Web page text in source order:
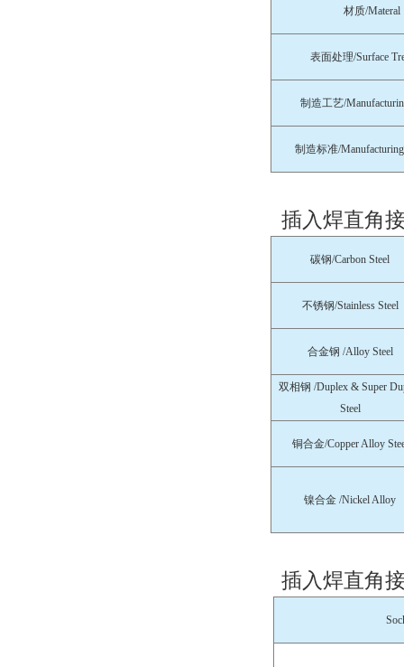
材质/Materal
表面处理/Surface
制造工艺/
制造标准/
插入焊直角
碳钢/Carbon Steel
不锈钢/Stainless Steel
合金钢 /Alloy Steel
双相钢 /Duplex & Super
Steel
铜合金/Copper Alloy
镍合金 /Nickel Alloy
插入焊直角